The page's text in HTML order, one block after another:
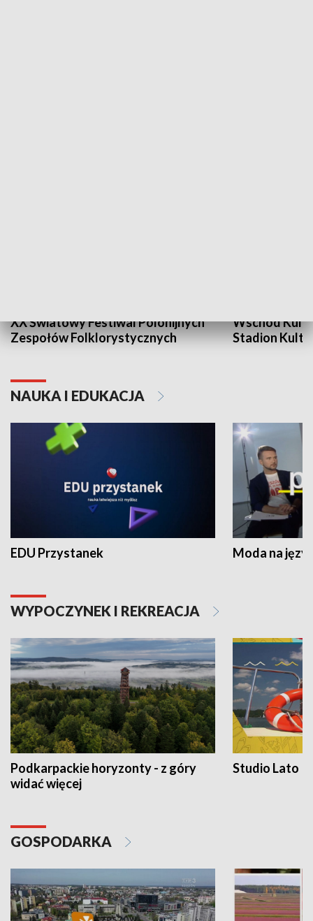
XX Światowy Festiwal Polonijnych
Zespołów Folklorystycznych
Wschód
Stadion
NAUKA I EDUKACJA
EDU Przystanek Moda na
WYPOCZYNEK I REKREACJA
Podkarpackie horyzonty - z góry
widać więcej
Studio Lato
GOSPODARKA